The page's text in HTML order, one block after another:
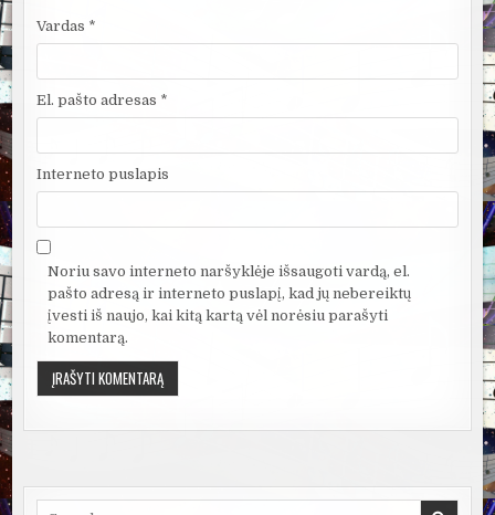
Vardas *
El. pašto adresas *
Interneto puslapis
Noriu savo interneto naršyklėje išsaugoti vardą, el.
pašto adresą ir interneto puslapį, kad jų nebereiktų
įvesti iš naujo, kai kitą kartą vėl norėsiu parašyti
komentarą.